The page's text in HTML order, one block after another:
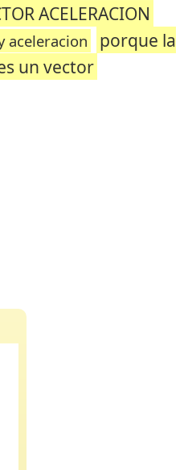
ACELERACION
aceleracion
porque la
un vector